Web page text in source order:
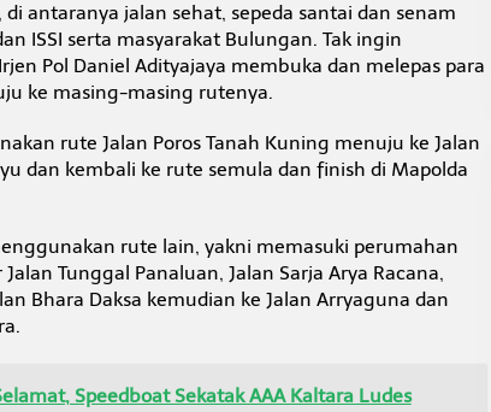
antaranya jalan sehat, sepeda santai dan senam
ISSI serta masyarakat Bulungan. Tak ingin
Pol Daniel Adityajaya membuka dan melepas para
ke masing-masing rutenya.
rute Jalan Poros Tanah Kuning menuju ke Jalan
dan kembali ke rute semula dan finish di Mapolda
rute lain, yakni memasuki perumahan
Tunggal Panaluan, Jalan Sarja Arya Racana,
Bhara Daksa kemudian ke Jalan Arryaguna dan
Speedboat Sekatak AAA Kaltara Ludes